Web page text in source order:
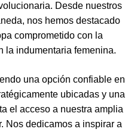
Desde nuestros
nos hemos destacado
comprometido con la
la indumentaria femenina.
una opción confiable en
ubicadas y una
el acceso a nuestra amplia
Nos dedicamos a inspirar a